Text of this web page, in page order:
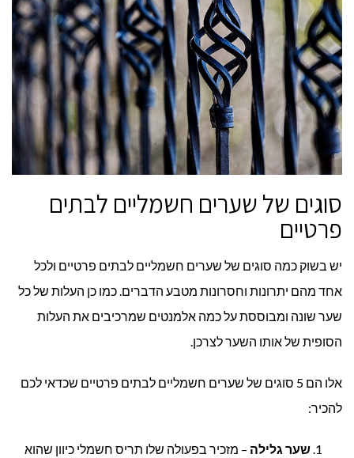
סוגים של שערים חשמליים לבתים
פרטיים
יש בשוק כמה סוגים של שערים חשמליים לבתים פרטיים ולכל
אחד מהם יתרונות וחסרונות מטבע הדברים. כמו כן העלות של כל
שער שונה ומבוססת על כמה אלמנטים שמרכיבים את העלות
הסופית של אותו השער לצרכן.
אלו הם 5 סוגים של שערים חשמליים לבתים פרטיים שכדאי לכם
להכיר:
שער גלילה – מזכיר בפעולה שלו תריס חשמלי כיוון שהוא